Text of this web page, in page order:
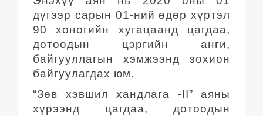
дүгээр сарын 01-ний өдөр хүртэл
90 хоногийн хугацаанд цагдаа,
дотоодын цэргийн анги,
байгууллагын хэмжээнд зохион
байгуулагдах юм.
“Зөв хэвшил хандлага -II”
аяны
хүрээнд цагдаа, дотоодын